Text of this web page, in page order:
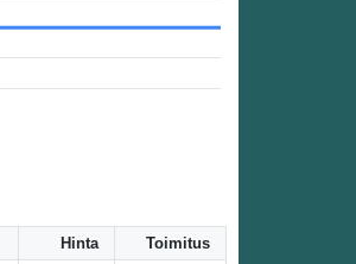
Hinta Toimitus